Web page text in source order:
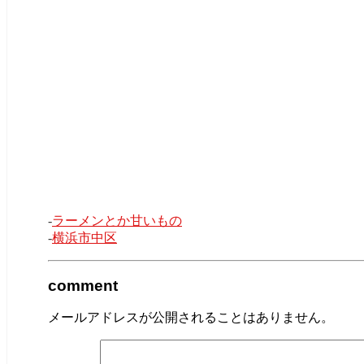
-ラーメンとか甘いもの
-横浜市中区
comment
メールアドレスが公開されることはありません。